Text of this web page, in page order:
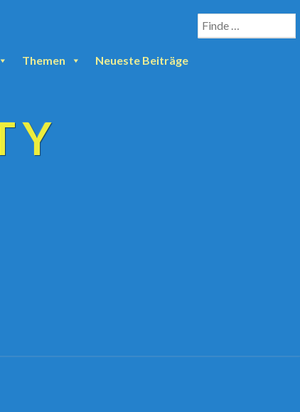
Themen
Neueste Beiträge